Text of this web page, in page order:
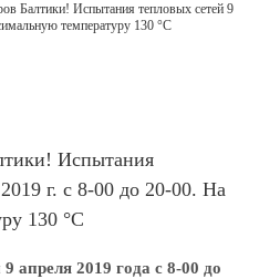
Балтики! Испытания тепловых сетей 9
температуру 130 °C
Испытания
г. с 8-00 до 20-00. На
130 °C
9 апреля 2019 года с 8-00 до